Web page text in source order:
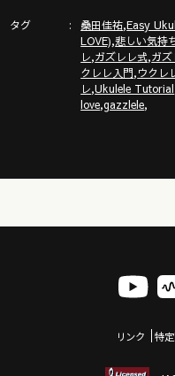
https://
ガズのサブチャンネル「ガ
https://
GD_HKq_ZQRHA
タグ 桑田佳祐,Easy
LOVE),悲しい気持
レ,ガズレレ式,ガズ
クレレ入門,ウクレ
レ,Ukulele Tutorial
love,gazzlele,
リンク 特